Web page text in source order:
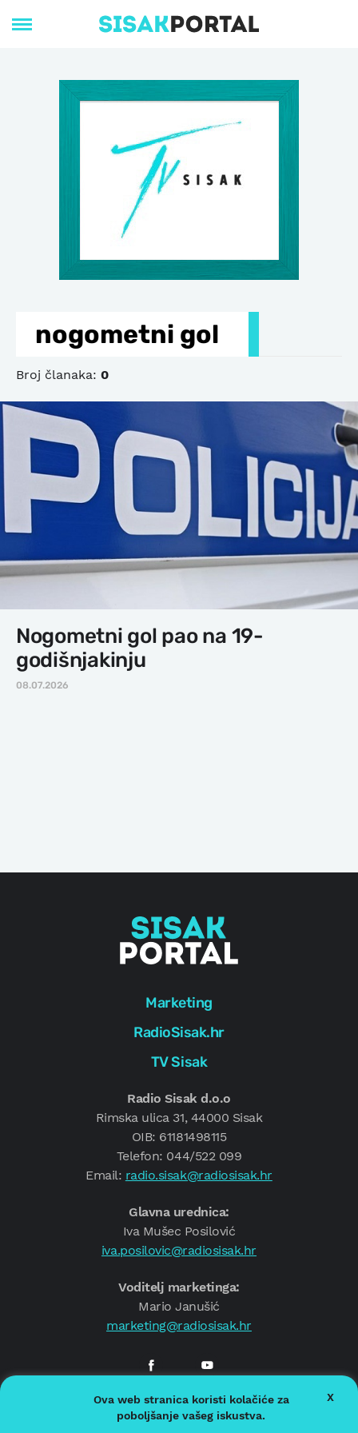
nogometni gol
Broj članaka: 0
Nogometni gol pao na 19-
godišnjakinju
08.07.2026
Marketing
RadioSisak.hr
TV Sisak
Radio Sisak d.o.o
Rimska ulica 31, 44000 Sisak
OIB: 61181498115
Telefon: 044/522 099
Email: radio.sisak@radiosisak.hr
Glavna urednica:
Iva Mušec Posilović
iva.posilovic@radiosisak.hr
Voditelj marketinga:
Mario Janušić
marketing@radiosisak.hr
© 2026.Radio Sisak
Politika privatnosti
Ova web stranica koristi kolačiće za
poboljšanje vašeg iskustva.
X